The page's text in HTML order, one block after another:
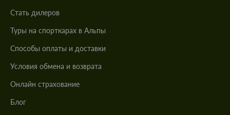
Стать дилеров
Туры на спорткарах в Альпы
Cпособы оплаты и доставки
Условия обмена и возврата
Онлайн страхование
Блог